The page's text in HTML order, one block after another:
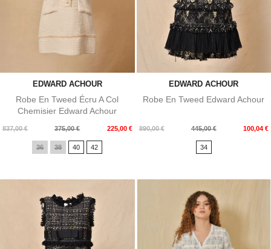
EDWARD ACHOUR
Robe En Tweed Écru A Col
Chemisier Edward Achour
837,00 €
Prix
375,00 € 225,00 €
Prix
36 38 40 42
EDWARD ACHOUR
Robe En Tweed Edward Achour
890,00 €
Prix
445,00 € 100,04 €
Prix
34